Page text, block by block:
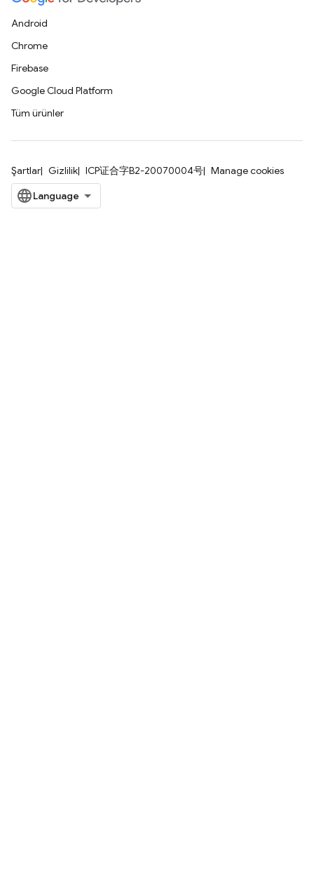
Android
Chrome
Firebase
Google Cloud Platform
Tüm ürünler
Şartlar Gizlilik ICP证合字B2-20070004号 Manage cookies